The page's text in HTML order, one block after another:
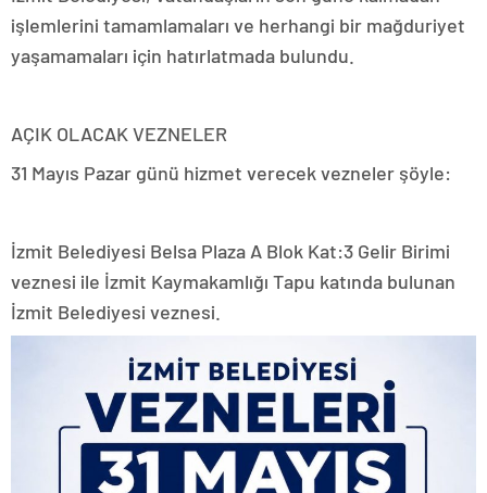
işlemlerini tamamlamaları ve herhangi bir mağduriyet
yaşamamaları için hatırlatmada bulundu.
AÇIK OLACAK VEZNELER
31 Mayıs Pazar günü hizmet verecek vezneler şöyle:
İzmit Belediyesi Belsa Plaza A Blok Kat:3 Gelir Birimi
veznesi ile İzmit Kaymakamlığı Tapu katında bulunan
İzmit Belediyesi veznesi.